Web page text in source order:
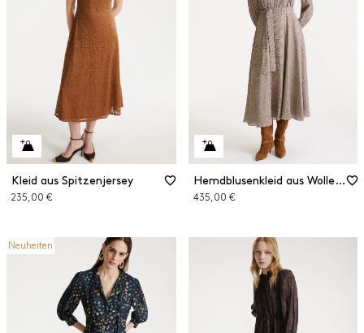
Kleid aus Spitzenjersey
235,00 €
Hemdblusenkleid aus Wolle und Viskose
435,00 €
Neuheiten